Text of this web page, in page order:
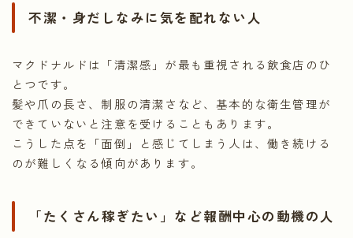
不潔・身だしなみに気を配れない人
マクドナルドは「清潔感」が最も重視される飲食店のひ
とつです。
髪や爪の長さ、制服の清潔さなど、基本的な衛生管理が
できていないと注意を受けることもあります。
こうした点を「面倒」と感じてしまう人は、働き続ける
のが難しくなる傾向があります。
「たくさん稼ぎたい」など報酬中心の動機の人